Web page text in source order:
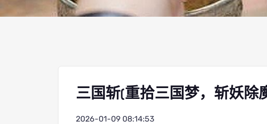
三国斩(重拾三国梦，斩妖除
2026-01-09 08:14:53